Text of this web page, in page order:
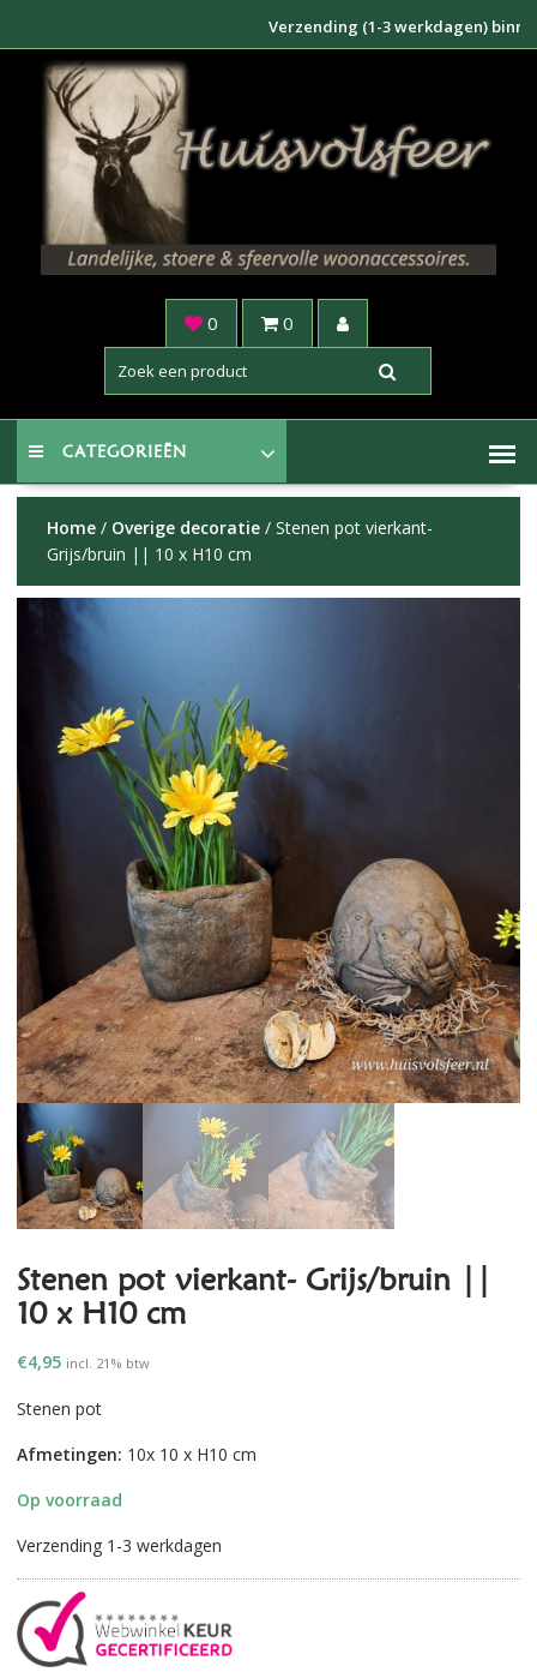
inhoud
Verzending (1-3 werkdagen) binnen
0 0
CATEGORIEËN
Home/ Overige decoratie/ Stenen pot vierkant-
Grijs/bruin || 10 x H10 cm
Stenen pot vierkant- Grijs/bruin ||
10 x H10 cm
€4,95 incl. 21% btw
Stenen pot
Afmetingen: 10x 10 x H10 cm
Op voorraad
Verzending 1-3 werkdagen